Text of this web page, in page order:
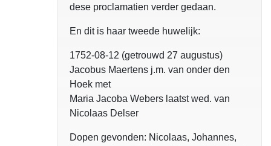
dese proclamatien verder gedaan.
En dit is haar tweede huwelijk:
1752-08-12 (getrouwd 27 augustus)
Jacobus Maertens j.m. van onder den
Hoek met
Maria Jacoba Webers laatst wed. van
Nicolaas Delser
Dopen gevonden: Nicolaas, Johannes,